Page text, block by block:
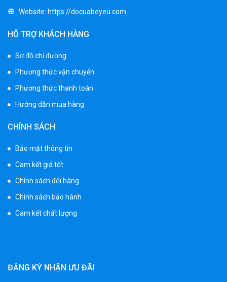
Website: https://docuabeyeu.com
HỖ TRỢ KHÁCH HÀNG
Sơ đồ chỉ đường
Phương thức vận chuyển
Phương thức thanh toán
Hướng dẫn mua hàng
CHÍNH SÁCH
Bảo mật thông tin
Cam kết giá tốt
Chính sách đổi hàng
Chính sách bảo hành
Cam kết chất lượng
ĐĂNG KÝ NHẬN ƯU ĐÃI